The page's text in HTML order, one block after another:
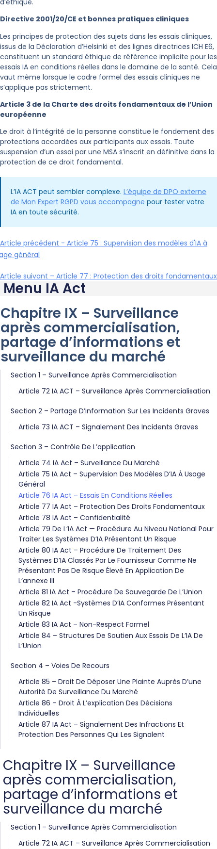
Directive 2001/20/CE et bonnes pratiques cliniques
Les principes de protection des sujets dans les essais cliniques,
issus de la Déclaration d’Helsinki et des lignes directrices ICH E6,
constituent un standard éthique de référence implicite pour les
essais IA en conditions réelles dans le domaine de la santé. Cela
vaut même lorsque le cadre formel des essais cliniques ne
s’applique pas strictement.
Article 3 de la Charte des droits fondamentaux de l’Union
européenne
Le droit à l’intégrité de la personne constitue le fondement des
protections accordées aux participants aux essais. Toute
suspension d’un essai par une MSA s’inscrit en définitive dans la
protection de ce droit fondamental.
L’IA ACT peut sembler complexe. L’équipe de DPO externe
de Mon Expert RGPD vous accompagne pour tester votre
IA en toute sécurité.
précédent - Article 75 : Supervision des modèles d'IA à
général
Article suivant – Article 77 : Protection des droits fondamentaux
Menu IA Act
Chapitre IX – Surveillance
après commercialisation,
partage d’informations et
surveillance du marché
Section 1 – Surveillance Après Commercialisation
Article 72 IA ACT – Surveillance Après Commercialisation
Section 2 – Partage D’information Sur Les Incidents Graves
Article 73 IA ACT – Signalement Des Incidents Graves
Section 3 – Contrôle De L’application
Article 74 IA Act – Surveillance Du Marché
Article 75 IA Act – Supervision Des Modèles D’IA À Usage
Général
Article 76 IA Act – Essais En Conditions Réelles
Article 77 IA Act – Protection Des Droits Fondamentaux
Article 78 IA Act – Confidentialité
Article 79 De L’IA Act — Procédure Au Niveau National Pour
Traiter Les Systèmes D’IA Présentant Un Risque
Article 80 IA Act – Procédure De Traitement Des
Systèmes D’IA Classés Par Le Fournisseur Comme Ne
Présentant Pas De Risque Élevé En Application De
L’annexe III
Article 81 IA Act – Procédure De Sauvegarde De L’Union
Article 82 IA Act -Systèmes D’IA Conformes Présentant
Un Risque
Article 83 IA Act – Non-Respect Formel
Article 84 – Structures De Soutien Aux Essais De L’IA De
L’Union
Section 4 – Voies De Recours
Article 85 – Droit De Déposer Une Plainte Auprès D’une
Autorité De Surveillance Du Marché
Article 86 – Droit À L’explication Des Décisions
Individuelles
Article 87 IA Act – Signalement Des Infractions Et
Protection Des Personnes Qui Les Signalent
Chapitre IX – Surveillance
après commercialisation,
partage d’informations et
surveillance du marché
Section 1 – Surveillance Après Commercialisation
Article 72 IA ACT – Surveillance Après Commercialisation